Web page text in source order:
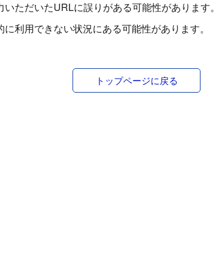
いただいたURLに誤りがある可能性があります。
に利用できない状況にある可能性があります。
トップページに戻る